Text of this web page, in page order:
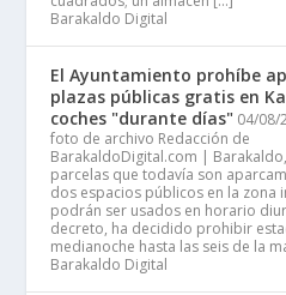
Barakaldo Digital
El Ayuntamiento prohíbe
plazas públicas gratis en
coches "durante días" 04/08/
foto de archivo Redacción de
BarakaldoDigital.com |
parcelas que todavía son
dos espacios públicos en la zona
podrán ser usados en horario
decreto, ha decidido prohibir
medianoche hasta las seis de la
Barakaldo Digital